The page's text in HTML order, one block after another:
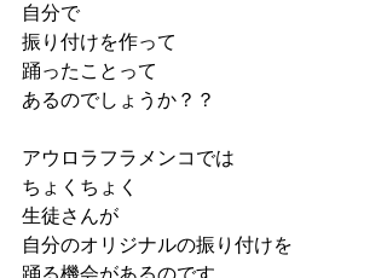
自分で
振り付けを作って
踊ったことって
あるのでしょうか？？
アウロラフラメンコでは
ちょくちょく
生徒さんが
自分のオリジナルの振り付けを